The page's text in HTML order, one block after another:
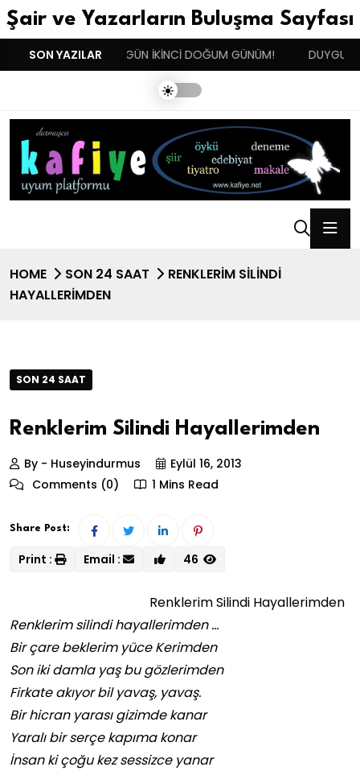
Şair ve Yazarların Buluşma Sayfası
SON YAZILAR
BENIM BUGÜN İKİNCİ DOĞUM GÜNÜM!
HOME SON 24 SAAT
RENKLERIM SILINDI
HAYALLERIMDEN
SON 24 SAAT
Renklerim Silindi Hayallerimden
By - Huseyindurmus
Eylül 16, 2013
Comments (0)
1 Mins Read
Share Post:
Print : Email : 46
Renklerim Silindi Hayallerimden
Renklerim silindi hayallerimden …
Bir çare beklerim yüce Kerimden
Son iki damla yaş bu gözlerimden
Firkate akıyor bil yavaş, yavaş.
Bir hicran yarası gizimde kanar
Yaralı bir serçe kapıma konar
İnsan ki çoğu kez sessizce yanar